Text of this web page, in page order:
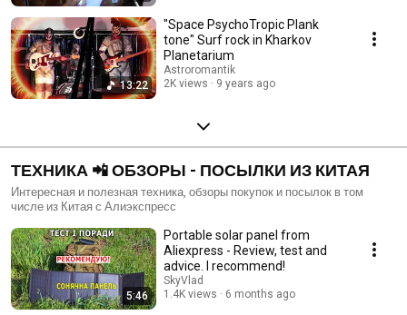
13:22
"Space PsychoTropic Plank
tone" Surf rock in Kharkov
Planetarium
Astroromantik
2K views
9 years ago
ТЕХНИКА 📲 ОБЗОРЫ - ПОСЫЛКИ ИЗ КИТАЯ
Интересная и полезная техника, обзоры покупок и посылок в том
числе из Китая с Алиэкспресс
5:46
Portable solar panel from
Aliexpress - Review, test and
advice. I recommend!
SkyVlad
1.4K views
6 months ago